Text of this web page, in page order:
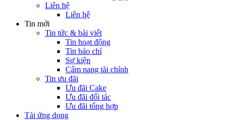
Liên hệ
Liên hệ
Tin mới
Tin tức & bài viết
Tin hoạt động
Tin báo chí
Sự kiện
Cẩm nang tài chính
Tin ưu đãi
Ưu đãi Cake
Ưu đãi đối tác
Ưu đãi tổng hợp
Tải ứng dụng